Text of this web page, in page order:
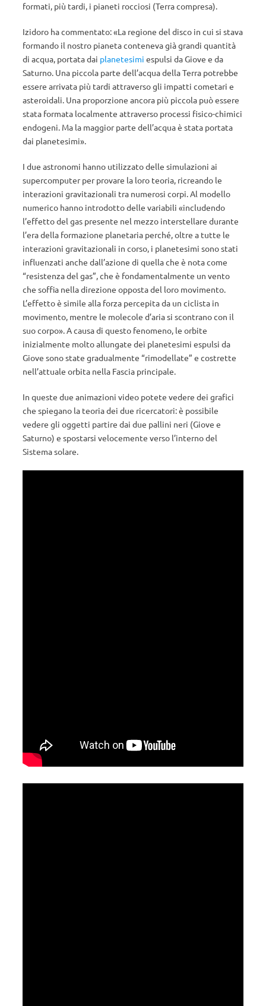
formati, più tardi, i pianeti rocciosi (Terra compresa).
Izidoro ha commentato: «La regione del disco in cui si stava
formando il nostro pianeta conteneva già grandi quantità
di acqua, portata dai planetesimi espulsi da Giove e da
Saturno. Una piccola parte dell’acqua della Terra potrebbe
essere arrivata più tardi attraverso gli impatti cometari e
asteroidali. Una proporzione ancora più piccola può essere
stata formata localmente attraverso processi fisico-chimici
endogeni. Ma la maggior parte dell’acqua è stata portata
dai planetesimi».
I due astronomi hanno utilizzato delle simulazioni ai
supercomputer per provare la loro teoria, ricreando le
interazioni gravitazionali tra numerosi corpi. Al modello
numerico hanno introdotto delle variabili «includendo
l’effetto del gas presente nel mezzo interstellare durante
l’era della formazione planetaria perché, oltre a tutte le
interazioni gravitazionali in corso, i planetesimi sono stati
influenzati anche dall’azione di quella che è nota come
“resistenza del gas”, che è fondamentalmente un vento
che soffia nella direzione opposta del loro movimento.
L’effetto è simile alla forza percepita da un ciclista in
movimento, mentre le molecole d’aria si scontrano con il
suo corpo». A causa di questo fenomeno, le orbite
inizialmente molto allungate dei planetesimi espulsi da
Giove sono state gradualmente “rimodellate” e costrette
nell’attuale orbita nella Fascia principale.
In queste due animazioni video potete vedere dei grafici
che spiegano la teoria dei due ricercatori: è possibile
vedere gli oggetti partire dai due pallini neri (Giove e
Saturno) e spostarsi velocemente verso l’interno del
Sistema solare.